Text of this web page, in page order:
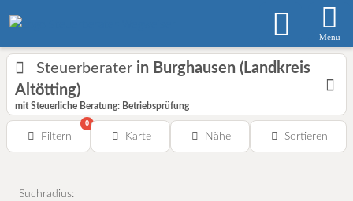
Menu
Steuerberater in Burghausen (Landkreis
Altötting)
mit Steuerliche Beratung: Betriebsprüfung
Filtern
0
Karte Nähe Sortieren
Suchradius: